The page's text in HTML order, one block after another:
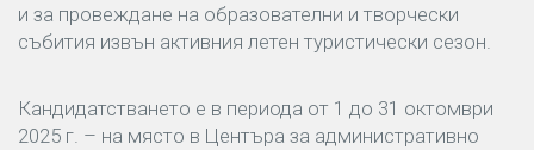
и за провеждане на образователни и творчески
събития извън активния летен туристически сезон.
Кандидатстването е в периода от 1 до 31 октомври
2025 г. – на място в Центъра за административно